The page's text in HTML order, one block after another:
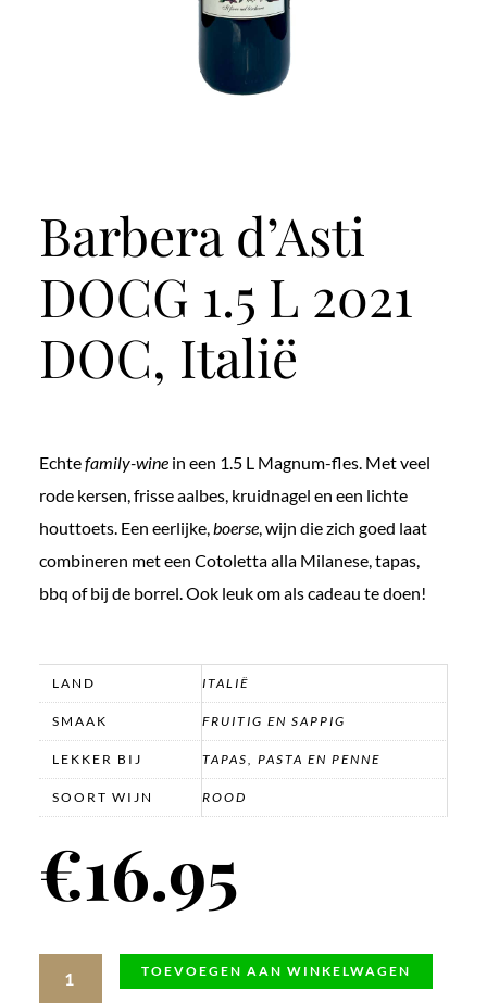
Barbera d’Asti
DOCG 1.5 L 2021
DOC, Italië
Echtefamily-winein een 1.5 L Magnum-fles. Met veel
rode kersen, frisse aalbes, kruidnagel en een lichte
houttoets. Een eerlijke,boerse, wijn die zich goed laat
combineren met een Cotoletta alla Milanese, tapas,
bbq of bij de borrel. Ook leuk om als cadeau te doen!
LAND ITALIË
SMAAK FRUITIG EN SAPPIG
LEKKER BIJ TAPAS, PASTA EN PENNE
SOORT WIJN ROOD
€16.95
TOEVOEGEN AAN WINKELWAGEN